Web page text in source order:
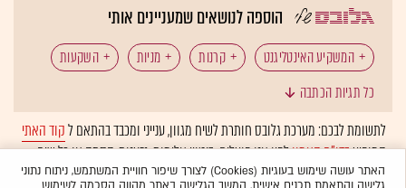
הוספה לנושאים שמעניינים אותי
המשקיע האינטליגנט קרנות מניות השקעות
כל תגיות הכתבה
לתשומת לבכם: מערכת גלובס חותרת לשיח מגוון, ענייני ומכבד בהתאם לקוד האתי
המופיעבדו"ח האמוןלפיו אנו פועלים. ביטויי אלימות, גזענות, הסתה או כל שיח
בלתי הולם אחר מסוננים בצורהאוטומטיתולא יפורסמו באתר.
האתר עושה שימוש בעוגיות (Cookies) לצורך שיפור חוויית המשתמש, ניתוח נתוני